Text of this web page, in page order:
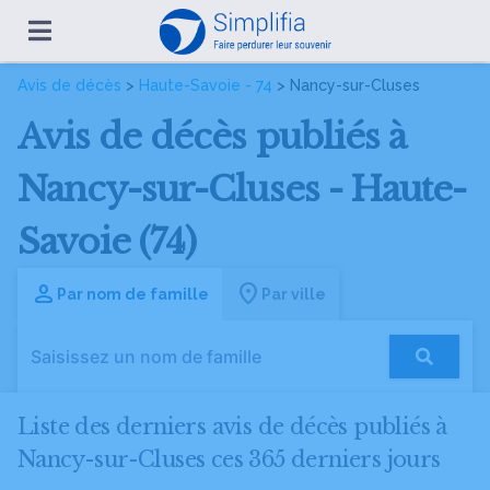
Avis de décès > Haute-Savoie - 74 > Nancy-sur-Cluses
Avis de décès publiés à
Nancy-sur-Cluses - Haute-
Savoie (74)
Par nom de famille Par ville
Liste des derniers avis de décès publiés à
Nancy-sur-Cluses ces 365 derniers jours